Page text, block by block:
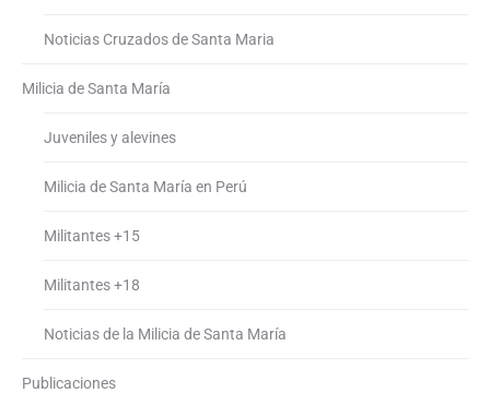
Noticias Cruzados de Santa Maria
Milicia de Santa María
Juveniles y alevines
Milicia de Santa María en Perú
Militantes +15
Militantes +18
Noticias de la Milicia de Santa María
Publicaciones